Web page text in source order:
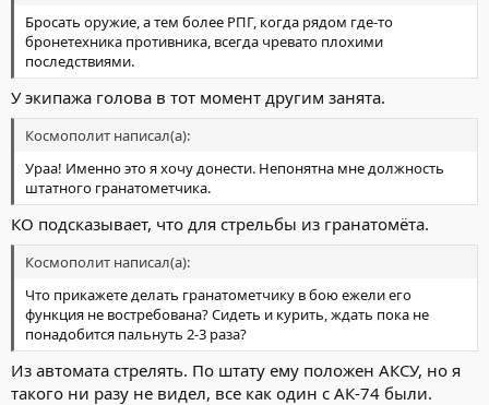
Бросать оружие, а тем более РПГ, когда рядом где-то
бронетехника противника, всегда чревато плохими
последствиями.
У экипажа голова в тот момент другим занята.
Космополит написал(а):
Ураа! Именно это я хочу донести. Непонятна мне должность
штатного гранатометчика.
КО подсказывает, что для стрельбы из гранатомёта.
Космополит написал(а):
Что прикажете делать гранатометчику в бою ежели его
функция не востребована? Сидеть и курить, ждать пока не
понадобится пальнуть 2-3 раза?
Из автомата стрелять. По штату ему положен АКСУ, но я
такого ни разу не видел, все как один с АК-74 были.